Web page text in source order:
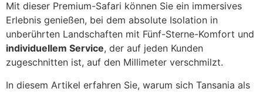
Mit dieser Premium-Safari können Sie ein immersives
Erlebnis genießen, bei dem absolute Isolation in
unberührten Landschaften mit Fünf-Sterne-Komfort und
individuellem Service, der auf jeden Kunden
zugeschnitten ist, auf den Millimeter verschmilzt.
In diesem Artikel erfahren Sie, warum sich Tansania als